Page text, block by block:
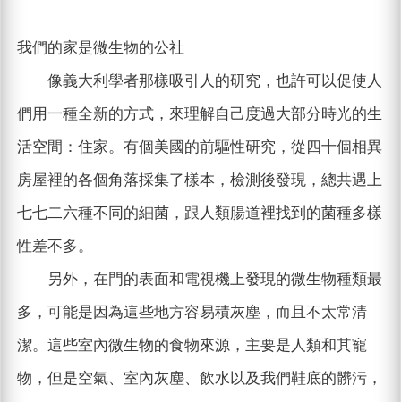
我們的家是微生物的公社
像義大利學者那樣吸引人的研究，也許可以促使人
們用一種全新的方式，來理解自己度過大部分時光的生
活空間：住家。有個美國的前驅性研究，從四十個相異
房屋裡的各個角落採集了樣本，檢測後發現，總共遇上
七七二六種不同的細菌，跟人類腸道裡找到的菌種多樣
性差不多。
另外，在門的表面和電視機上發現的微生物種類最
多，可能是因為這些地方容易積灰塵，而且不太常清
潔。這些室內微生物的食物來源，主要是人類和其寵
物，但是空氣、室內灰塵、飲水以及我們鞋底的髒污，